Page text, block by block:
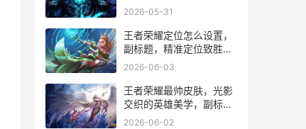
籍，副标题 掌握轮盘驾驭
2026-05-31
王者荣耀定位怎么设置，
副标题，精准定位致胜峡
谷的基石
2026-06-03
王者荣耀最帅皮肤，光影
交织的英雄美学，副标
题，视觉艺术与操作手感
2026-06-02